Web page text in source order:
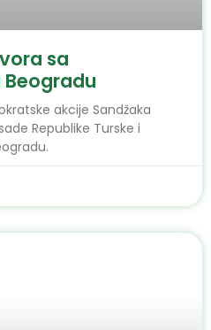
sa
akcije Sandžaka
Republike Turske i